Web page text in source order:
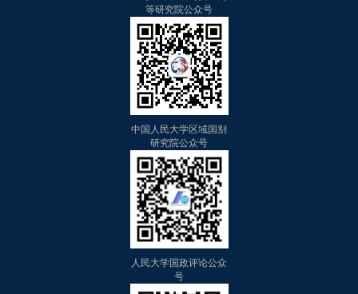
等研究院公众号
中国人民大学区域国别
研究院公众号
人民大学国政评论公众
号